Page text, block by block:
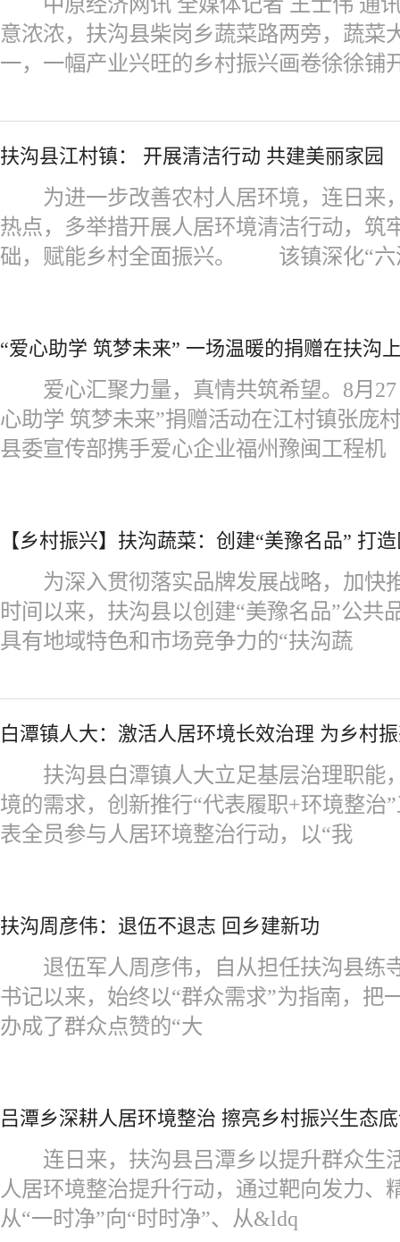
意浓浓，扶沟县柴岗乡蔬菜路两旁，蔬菜
一，一幅产业兴旺的乡村振兴画卷徐徐铺
扶沟县江村镇： 开展清洁行动 共建美丽家园
为进一步改善农村人居环境，连日来
热点，多举措开展人居环境清洁行动，筑
础，赋能乡村全面振兴。 该镇深化“六
“爱心助学 筑梦未来” 一场温暖的捐赠在扶沟
爱心汇聚力量，真情共筑希望。8月27
心助学 筑梦未来”捐赠活动在江村镇张庞
县委宣传部携手爱心企业福州豫闽工程机
【乡村振兴】扶沟蔬菜：创建“美豫名品” 打
为深入贯彻落实品牌发展战略，加快
时间以来，扶沟县以创建“美豫名品”公共
具有地域特色和市场竞争力的“扶沟蔬
白潭镇人大：激活人居环境长效治理 为乡村
扶沟县白潭镇人大立足基层治理职能
境的需求，创新推行“代表履职+环境整治
表全员参与人居环境整治行动，以“我
扶沟周彦伟：退伍不退志 回乡建新功
退伍军人周彦伟，自从担任扶沟县练
书记以来，始终以“群众需求”为指南，把
办成了群众点赞的“大
吕潭乡深耕人居环境整治 擦亮乡村振兴生态
连日来，扶沟县吕潭乡以提升群众生
人居环境整治提升行动，通过靶向发力、
从“一时净”向“时时净”、从&ldq